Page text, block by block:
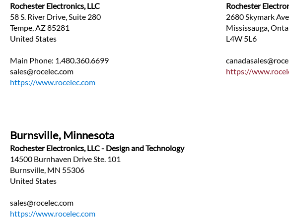
Rochester Electronics, LLC
58 S. River Drive, Suite 280
Tempe, AZ 85281
United States
Main Phone: 1.480.360.6699
sales@rocelec.com
https://www.rocelec.com
Rochester
2680 Skymark
Mississauga,
L4W 5L6
https://
Burnsville, Minnesota
Rochester Electronics, LLC - Design and Technology
14500 Burnhaven Drive Ste. 101
Burnsville, MN 55306
United States
sales@rocelec.com
https://www.rocelec.com